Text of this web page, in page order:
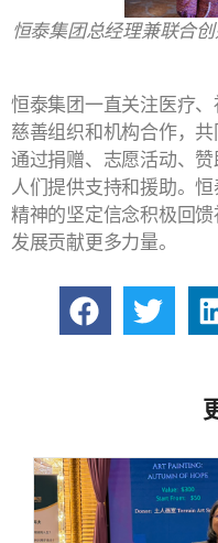
恒泰集团总经理兼联合
恒泰集团一直关注医疗
慈善组织和机构合作，共
通过捐赠、志愿活动、
人们提供支持和援助。
精神的坚定信念积极回
发展贡献更多力量。